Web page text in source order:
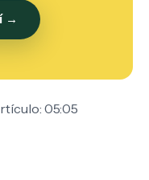
→
05:05